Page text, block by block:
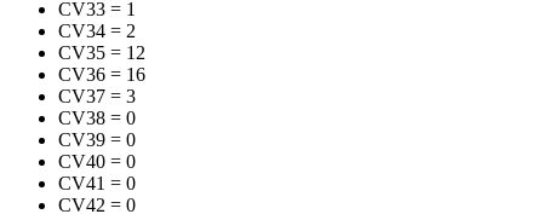
CV33 = 1
CV34 = 2
CV35 = 12
CV36 = 16
CV37 = 3
CV38 = 0
CV39 = 0
CV40 = 0
CV41 = 0
CV42 = 0